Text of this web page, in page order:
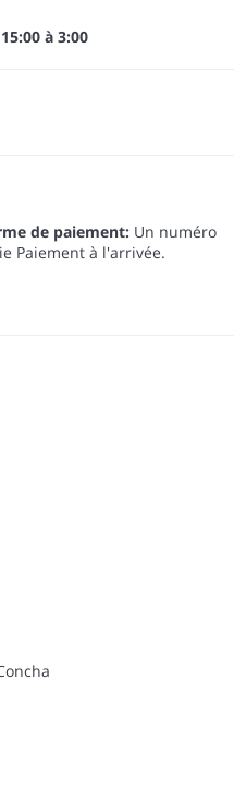
à 3:00
de paiement: Un numéro
Paiement à l'arrivée.